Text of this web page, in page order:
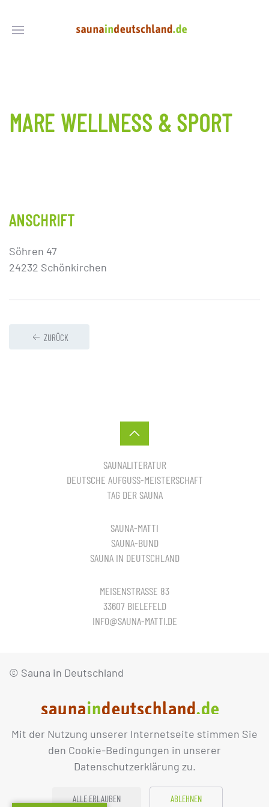
Mit der Nutzung unserer Internetseite stimmen Sie
den Cookie-Bedingungen in unserer
Datenschutzerklärung zu.
ALLE ERLAUBEN ABLEHNEN
MARE WELLNESS & SPORT
ANSCHRIFT
Söhren 47
24232 Schönkirchen
ZURÜCK
SAUNALITERATUR
DEUTSCHE AUFGUSS-MEISTERSCHAFT
TAG DER SAUNA
SAUNA-MATTI
SAUNA-BUND
SAUNA IN DEUTSCHLAND
MEISENSTRASSE 83
33607 BIELEFELD
INFO@SAUNA-MATTI.DE
© Sauna in Deutschland
IMPRESSUM DATENSCHUTZ